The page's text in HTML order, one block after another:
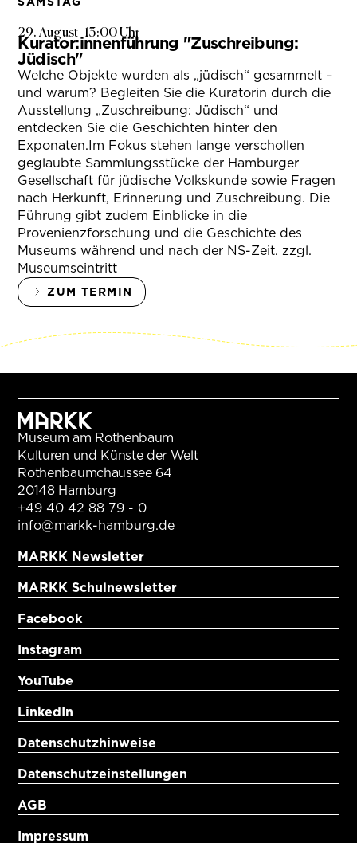
29. August–13:00 Uhr
Kurator:innenführung "Zuschreibung:
Jüdisch"
Welche Objekte wurden als „jüdisch“ gesammelt –
und warum? Begleiten Sie die Kuratorin durch die
Ausstellung „Zuschreibung: Jüdisch“ und
entdecken Sie die Geschichten hinter den
Exponaten.Im Fokus stehen lange verschollen
geglaubte Sammlungsstücke der Hamburger
Gesellschaft für jüdische Volkskunde sowie Fragen
nach Herkunft, Erinnerung und Zuschreibung. Die
Führung gibt zudem Einblicke in die
Provenienzforschung und die Geschichte des
Museums während und nach der NS-Zeit. zzgl.
Museumseintritt
ZUM TERMIN
Museum am Rothenbaum
Kulturen und Künste der Welt
Rothenbaumchaussee 64
20148 Hamburg
+49 40 42 88 79 - 0
info@markk-hamburg.de
MARKK Newsletter
MARKK Schulnewsletter
Facebook
Instagram
YouTube
LinkedIn
Datenschutzhinweise
Datenschutzeinstellungen
AGB
Impressum